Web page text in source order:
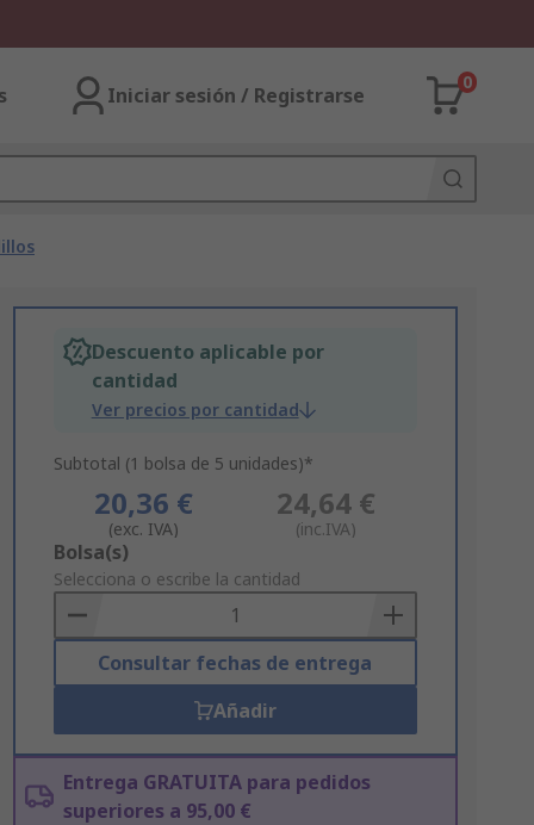
Iniciar sesión / Registrarse
0
Descuento aplicable por
cantidad
Ver precios por cantidad
Subtotal (1 bolsa de 5 unidades)*
20,36 €
(exc. IVA)
24,64 €
(inc.IVA)
Add
to
Basket
Bolsa(s)
Selecciona o escribe la cantidad
Consultar fechas de entrega
Añadir
Entrega GRATUITA para pedidos
superiores a 95,00 €